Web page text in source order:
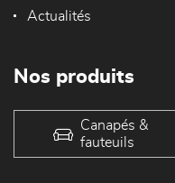
Actualités
Nos produits
Canapés &
fauteuils